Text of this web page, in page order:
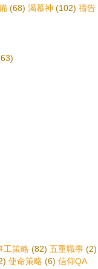
(68) 渴慕神 (102) 禱告
工策略 (82) 五重職事 (2)
使命策略 (6) 信仰QA